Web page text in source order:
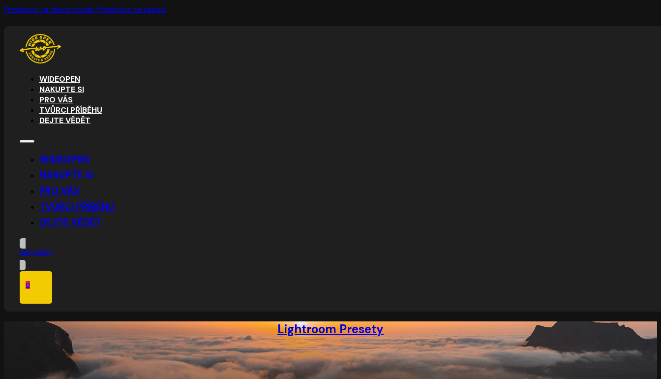
Přeskočit na hlavní obsah Přeskočit na zápatí
WIDEOPEN
NAKUPTE SI
PRO VÁS
TVŮRCI PŘÍBĚHU
DEJTE VĚDĚT
WIDEOPEN
NAKUPTE SI
PRO VÁS
TVŮRCI PŘÍBĚHU
DEJTE VĚDĚT
MŮJ UČET
0
V košíku nic není. Lightroom Presety